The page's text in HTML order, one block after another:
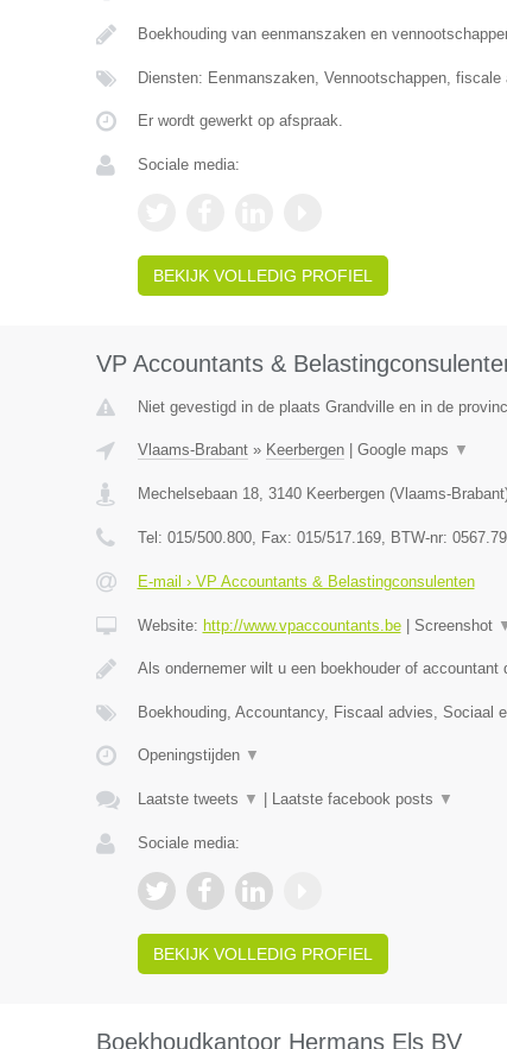
Boekhouding van eenmanszaken en
Diensten: Eenmanszaken, Vennootschappen, fiscale
Er wordt gewerkt op afspraak.
Sociale media:
BEKIJK VOLLEDIG PROFIEL
VP Accountants &
Niet gevestigd in de plaats Grandville en in de
Vlaams-Brabant» Keerbergen| Google maps ▼
Mechelsebaan 18, 3140 Keerbergen(Vlaams-Brabant
Tel: 015/500.800, Fax: 015/517.169, BTW-nr:
E-mail › VP Accountants & Belastingconsulenten
Website: http://www.vpaccountants.be| Screenshot
Als ondernemer wilt u een boekhouder of accountant
Boekhouding, Accountancy, Fiscaal advies, Sociaal
Openingstijden ▼
Laatste tweets ▼ Laatste facebook posts ▼
Sociale media:
BEKIJK VOLLEDIG PROFIEL
Boekhoudkantoor Hermans Els BV